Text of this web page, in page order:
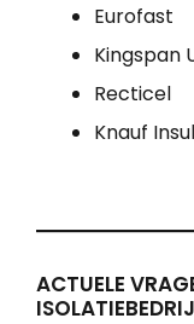
Eurofast
Kingspan
Recticel
Knauf
ACTUELE